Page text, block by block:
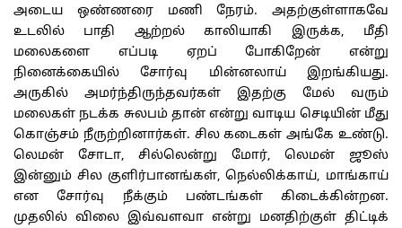
அடைய
ஒண்ணரை மணி நேரம். அதற்குள்ளாகவே
உடலில்
பாதி ஆற்றல் காலியாகி இருக்க, மீதி
மலைகளை
எப்படி ஏறப் போகிறேன்
என்று
நினைக்கையில்
சோர்வு மின்னலாய் இறங்கியது.
அருகில் அமர்ந்திருந்தவர்கள் இதற்கு
மேல்
வரும்
மலைகள் நடக்க சுலபம் தான் என்று வாடிய செடியின் மீது
கொஞ்சம் நீருற்றினார்கள். சில கடைகள் அங்கே உண்டு.
லெமன்
சோடா,சில்லென்று மோர்,லெமன்
ஜூஸ்
இன்னும் சில குளிர்பானங்கள்,நெல்லிக்காய், மாங்காய்
என
சோர்வு நீக்கும் பண்டங்கள் கிடைக்கின்றன.
முதலில் விலை இவ்வளவா என்று மனதிற்குள் திட்டிக்